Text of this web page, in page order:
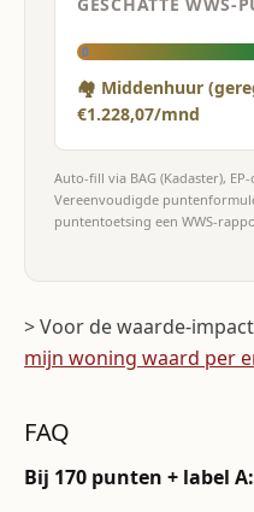
0
🏘 Middenhuur
€1.228,07/mnd
Auto-fill via BAG (Kadaster),
Vereenvoudigde
puntentoetsing een WWS-
> Voor de waarde-
mijn woning waard per
FAQ
Bij 170 punten + label